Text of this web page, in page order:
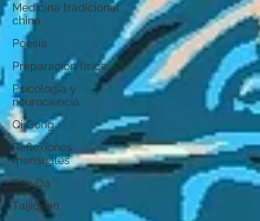
Medicina tradicional
china
Poesía
Preparación física
Psicología y
neurociencia
Qi Gong
Reflexiones
mensuales
San Da
Taijiquan